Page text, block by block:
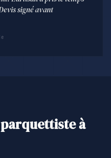
signé avant
à